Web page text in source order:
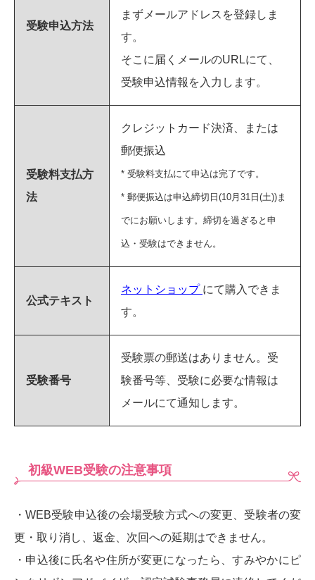
受験申込方法
まずメールアドレスを登録しま
す。
そこに届くメールのURLにて、
受験申込情報を入力します。
受験料支払方
法
クレジットカード決済、または
郵便振込
* 受験料支払にて申込は完了です。
* 郵便振込は申込締切日(10月31日(土))ま
でにお願いします。締切を過ぎると申
込・受験はできません。
公式テキスト
ネットショップ にて購入できま
す。
受験番号
受験票の郵送はありません。受
験番号等、受験に必要な情報は
メールにて通知します。
初級WEB受験の注意事項
・WEB受験申込後の会場受験方式への変更、受験者の変
更・取り消し、返金、次回への延期はできません。
・申込後に氏名や住所が変更になったら、すみやかにピ